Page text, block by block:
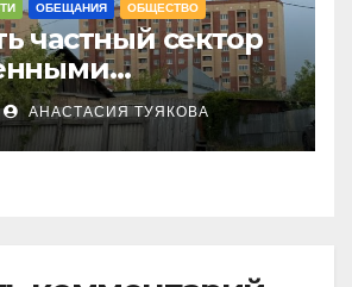
ОБЕЩАНИЯ ОБЩЕСТВО
частный сектор
хотят в
АНАСТАСИЯ ТУЯКОВА